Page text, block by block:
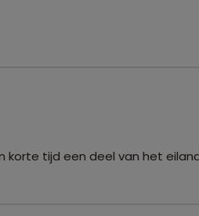
tijd een deel van het